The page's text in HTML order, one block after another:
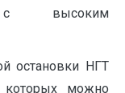
с высоким
остановки НГТ
которых можно